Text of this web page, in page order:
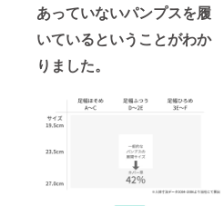
あっていないパンプスを履
いているということがわか
りました。